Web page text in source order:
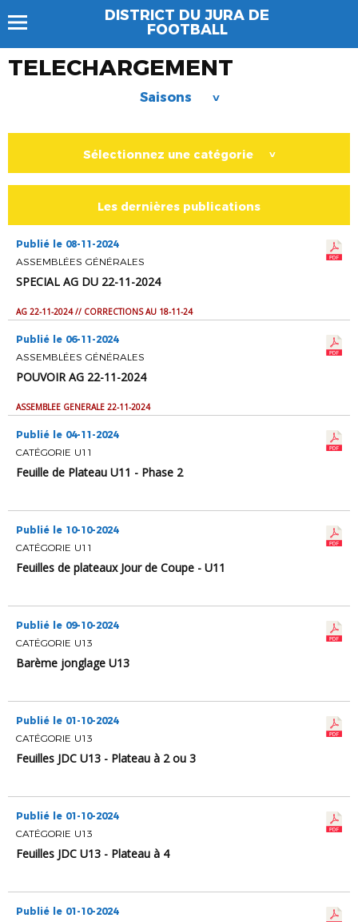
DISTRICT DU JURA DE
FOOTBALL
TELECHARGEMENT
Saisons >
Sélectionnez une catégorie >
Les dernières publications
Publié le 08-11-2024
ASSEMBLÉES GÉNÉRALES
SPECIAL AG DU 22-11-2024
AG 22-11-2024 // CORRECTIONS AU 18-11-24
Publié le 06-11-2024
ASSEMBLÉES GÉNÉRALES
POUVOIR AG 22-11-2024
ASSEMBLEE GENERALE 22-11-2024
Publié le 04-11-2024
CATÉGORIE U11
Feuille de Plateau U11 - Phase 2
Publié le 10-10-2024
CATÉGORIE U11
Feuilles de plateaux Jour de Coupe - U11
Publié le 09-10-2024
CATÉGORIE U13
Barème jonglage U13
Publié le 01-10-2024
CATÉGORIE U13
Feuilles JDC U13 - Plateau à 2 ou 3
Publié le 01-10-2024
CATÉGORIE U13
Feuilles JDC U13 - Plateau à 4
Publié le 01-10-2024